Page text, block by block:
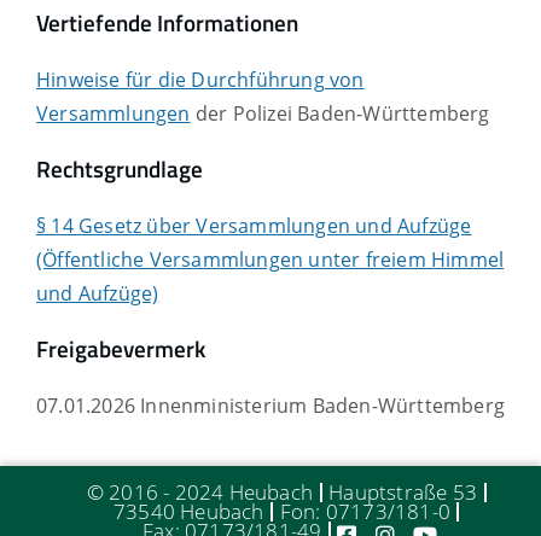
Vertiefende Informationen
Hinweise für die Durchführung von
Versammlungen der Polizei Baden-Württemberg
Rechtsgrundlage
§ 14 Gesetz über Versammlungen und Aufzüge
(Öffentliche Versammlungen unter freiem Himmel
und Aufzüge)
Freigabevermerk
07.01.2026 Innenministerium Baden-Württemberg
© 2016 - 2024 Heubach Hauptstraße 53
73540 Heubach Fon: 07173/181-0